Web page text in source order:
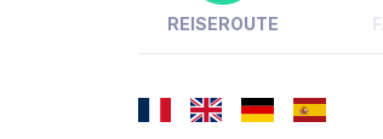
REISEROUTE